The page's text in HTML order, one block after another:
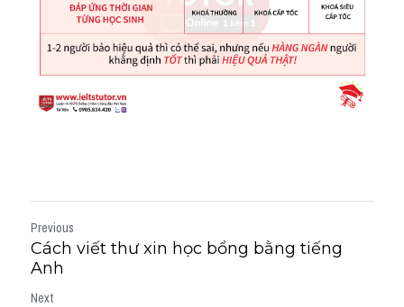
Previous
Cách viết thư xin học bổng bằng tiếng
Anh
Next